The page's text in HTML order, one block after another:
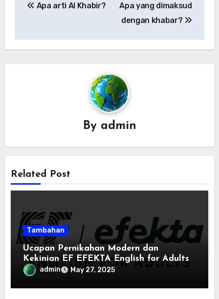
navigation
Apa arti Al Khabir?
Apa yang dimaksud
dengan khabar?
By admin
Related Post
Tambahan
Ucapan Pernikahan Modern dan
Kekinian EF EFEKTA English for Adults:
Inspirasi Kata-kata yang Bikin Momen
admin May 27, 2025